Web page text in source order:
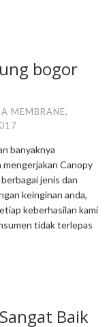
bogor
MEMBRANE,
banyaknya
mengerjakan Canopy
jenis dan
keinginan anda,
keberhasilan kami
tidak terlepas
Baik